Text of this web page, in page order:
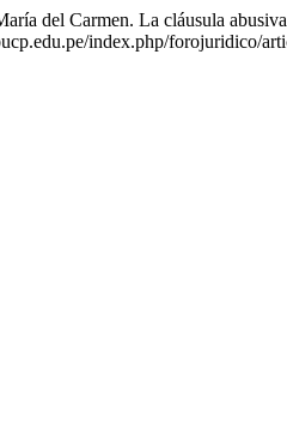
del Carmen. La cláusula
index.php/forojuridico/